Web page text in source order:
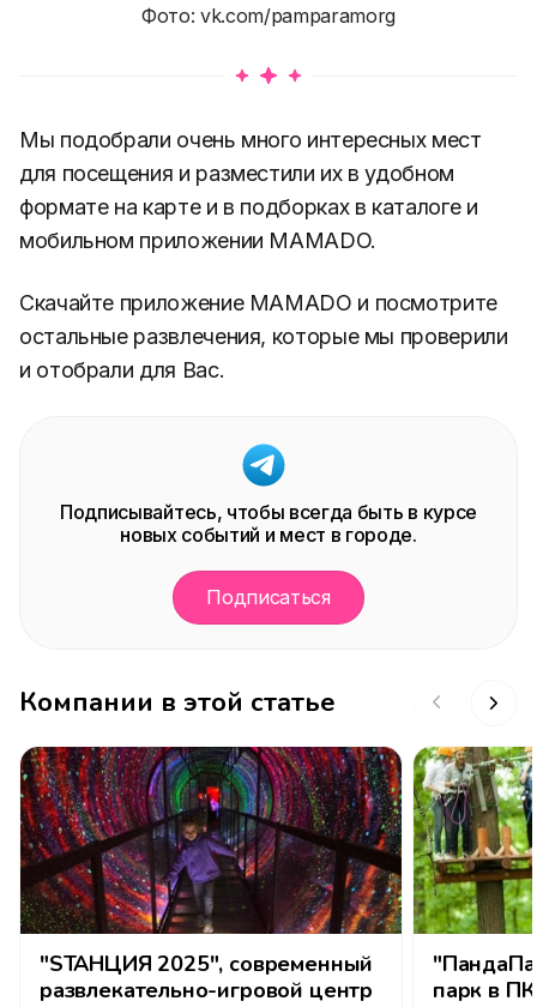
Фото: vk.com/pamparamorg
Мы подобрали очень много интересных мест
для посещения и разместили их в удобном
формате на карте и в подборках в каталоге и
мобильном приложении MAMADO.
Скачайте приложение MAMADO и посмотрите
остальные развлечения, которые мы проверили
и отобрали для Вас.
Подписывайтесь, чтобы всегда быть в курсе
новых событий и мест в городе.
Подписаться
Компании в этой статье
"SТАНЦИЯ 2025", современный
развлекательно-игровой центр
парк в